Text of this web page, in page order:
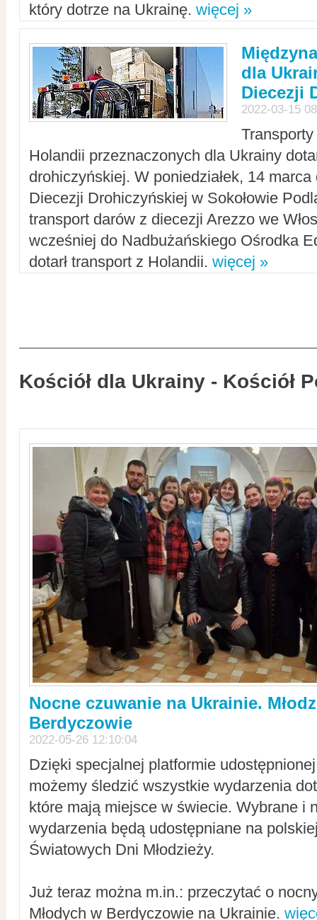
który dotrze na Ukrainę. więcej »
dla
Diecezji
2022-03-15
Holandii przeznaczonych dla Ukrainy
drohiczyńskiej. W poniedziałek, 14
Diecezji Drohiczyńskiej w Sokołowie
transport darów z diecezji Arezzo we
wcześniej do Nadbużańskiego Ośrodka
dotarł transport z Holandii. więcej »
Kościół dla Ukrainy - Kościół
Nocne czuwanie na Ukrainie.
Berdyczowie
2022-05-26 12:10:04
Dzięki specjalnej platformie
możemy śledzić wszystkie wydarzenia
które mają miejsce w świecie. Wybrane i
wydarzenia będą udostępniane na
Światowych Dni Młodzieży.
Już teraz można m.in.: przeczytać o
Młodych w Berdyczowie na Ukrainie.